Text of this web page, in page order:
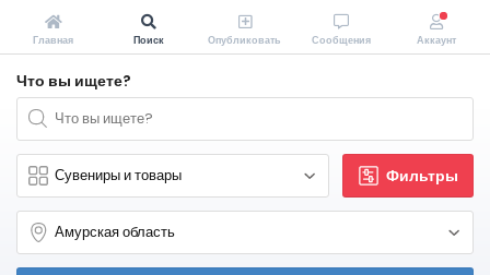
Что вы ищете?
Фильтры
Главная Поиск Опубликовать Сообщения Аккаунт